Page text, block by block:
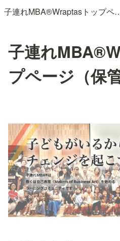
子連れMBA®Wraptas
子連れ
プページ（保